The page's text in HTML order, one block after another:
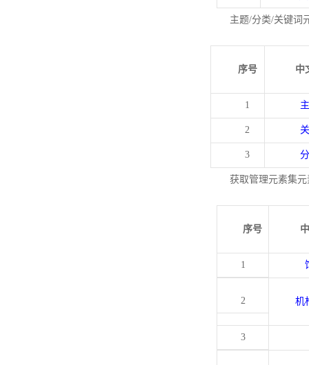
主题/分类/关键词
序号 中
1
2
3
获取管理元素集
序号
1
2 机
3